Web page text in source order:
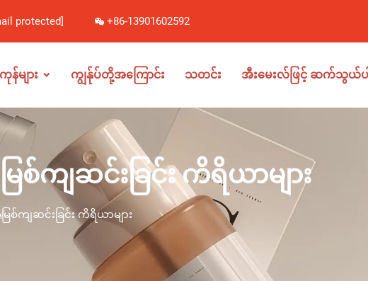
protected] +86-13901602592
များ ကျွန်ုပ်တို့အကြောင်း သတင်း အီးမေးလ်ဖြင့် ဆက်သွယ်ပါ
စ်ကျဆင်းခြင်း ကိရိယာများ
စ်ကျဆင်းခြင်း ကိရိယာများ